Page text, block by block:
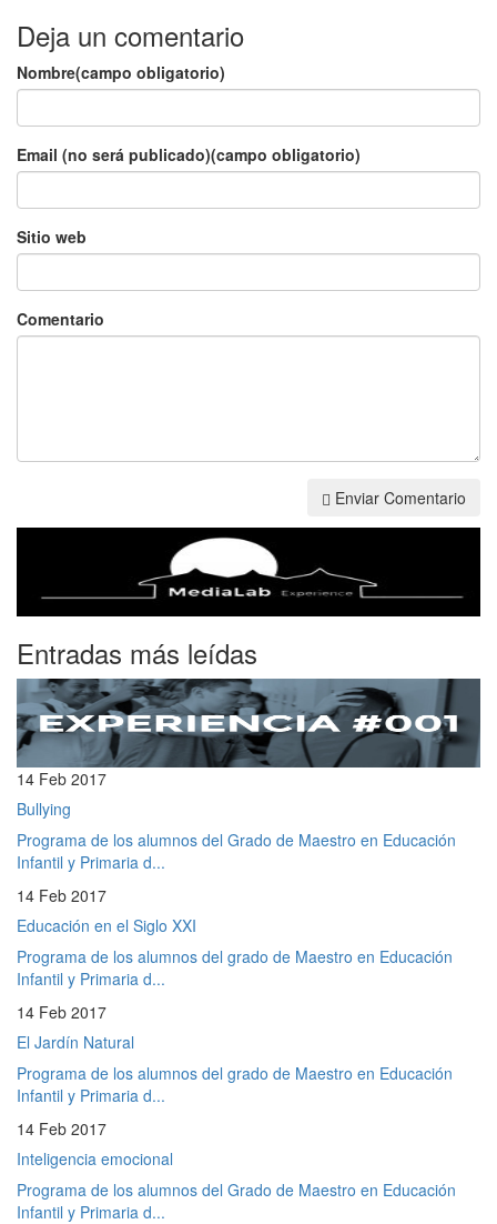
Deja un comentario
Nombre(campo obligatorio)
Email (no será publicado)(campo obligatorio)
Sitio web
Comentario
Enviar Comentario
Entradas más leídas
14 Feb 2017
Bullying
Programa de los alumnos del Grado de Maestro en Educación
Infantil y Primaria d...
14 Feb 2017
Educación en el Siglo XXI
Programa de los alumnos del grado de Maestro en Educación
Infantil y Primaria d...
14 Feb 2017
El Jardín Natural
Programa de los alumnos del grado de Maestro en Educación
Infantil y Primaria d...
14 Feb 2017
Inteligencia emocional
Programa de los alumnos del Grado de Maestro en Educación
Infantil y Primaria d...